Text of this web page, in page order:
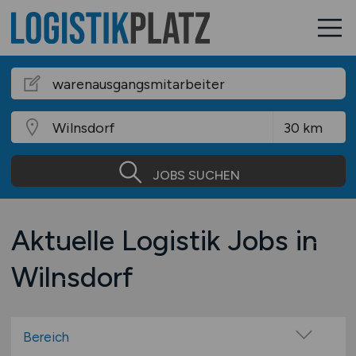
JOBS SUCHEN
Aktuelle Logistik Jobs in
Wilnsdorf
Bereich